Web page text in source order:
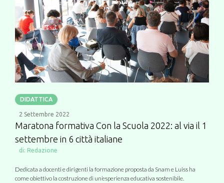
DIDATTICA
2 Settembre 2022
Maratona formativa Con la Scuola 2022: al via il 1
settembre in 6 città italiane
di: Redazione
Dedicata a docenti e dirigenti la formazione proposta da Snam e Luiss ha
come obiettivo la costruzione di un’esperienza educativa sostenibile.